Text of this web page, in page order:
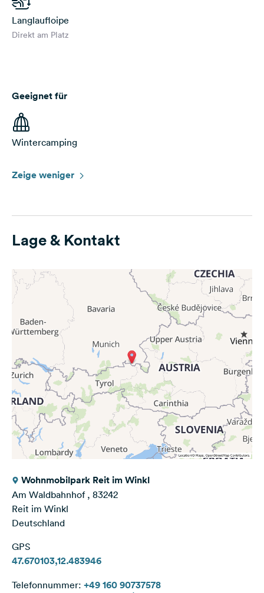
Langlaufloipe
Direkt am Platz
Geeignet für
Wintercamping
Zeige weniger
Lage & Kontakt
Wohnmobilpark Reit im Winkl
Am Waldbahnhof , 83242
Reit im Winkl
Deutschland
GPS
47.670103,12.483946
Telefonnummer: +49 160 90737578